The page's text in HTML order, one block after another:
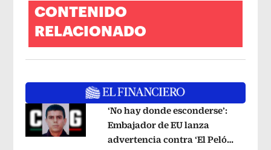
CONTENIDO
RELACIONADO
Opens in new window
‘No hay donde esconderse’:
Embajador de EU lanza
advertencia contra ‘El Pelón’,